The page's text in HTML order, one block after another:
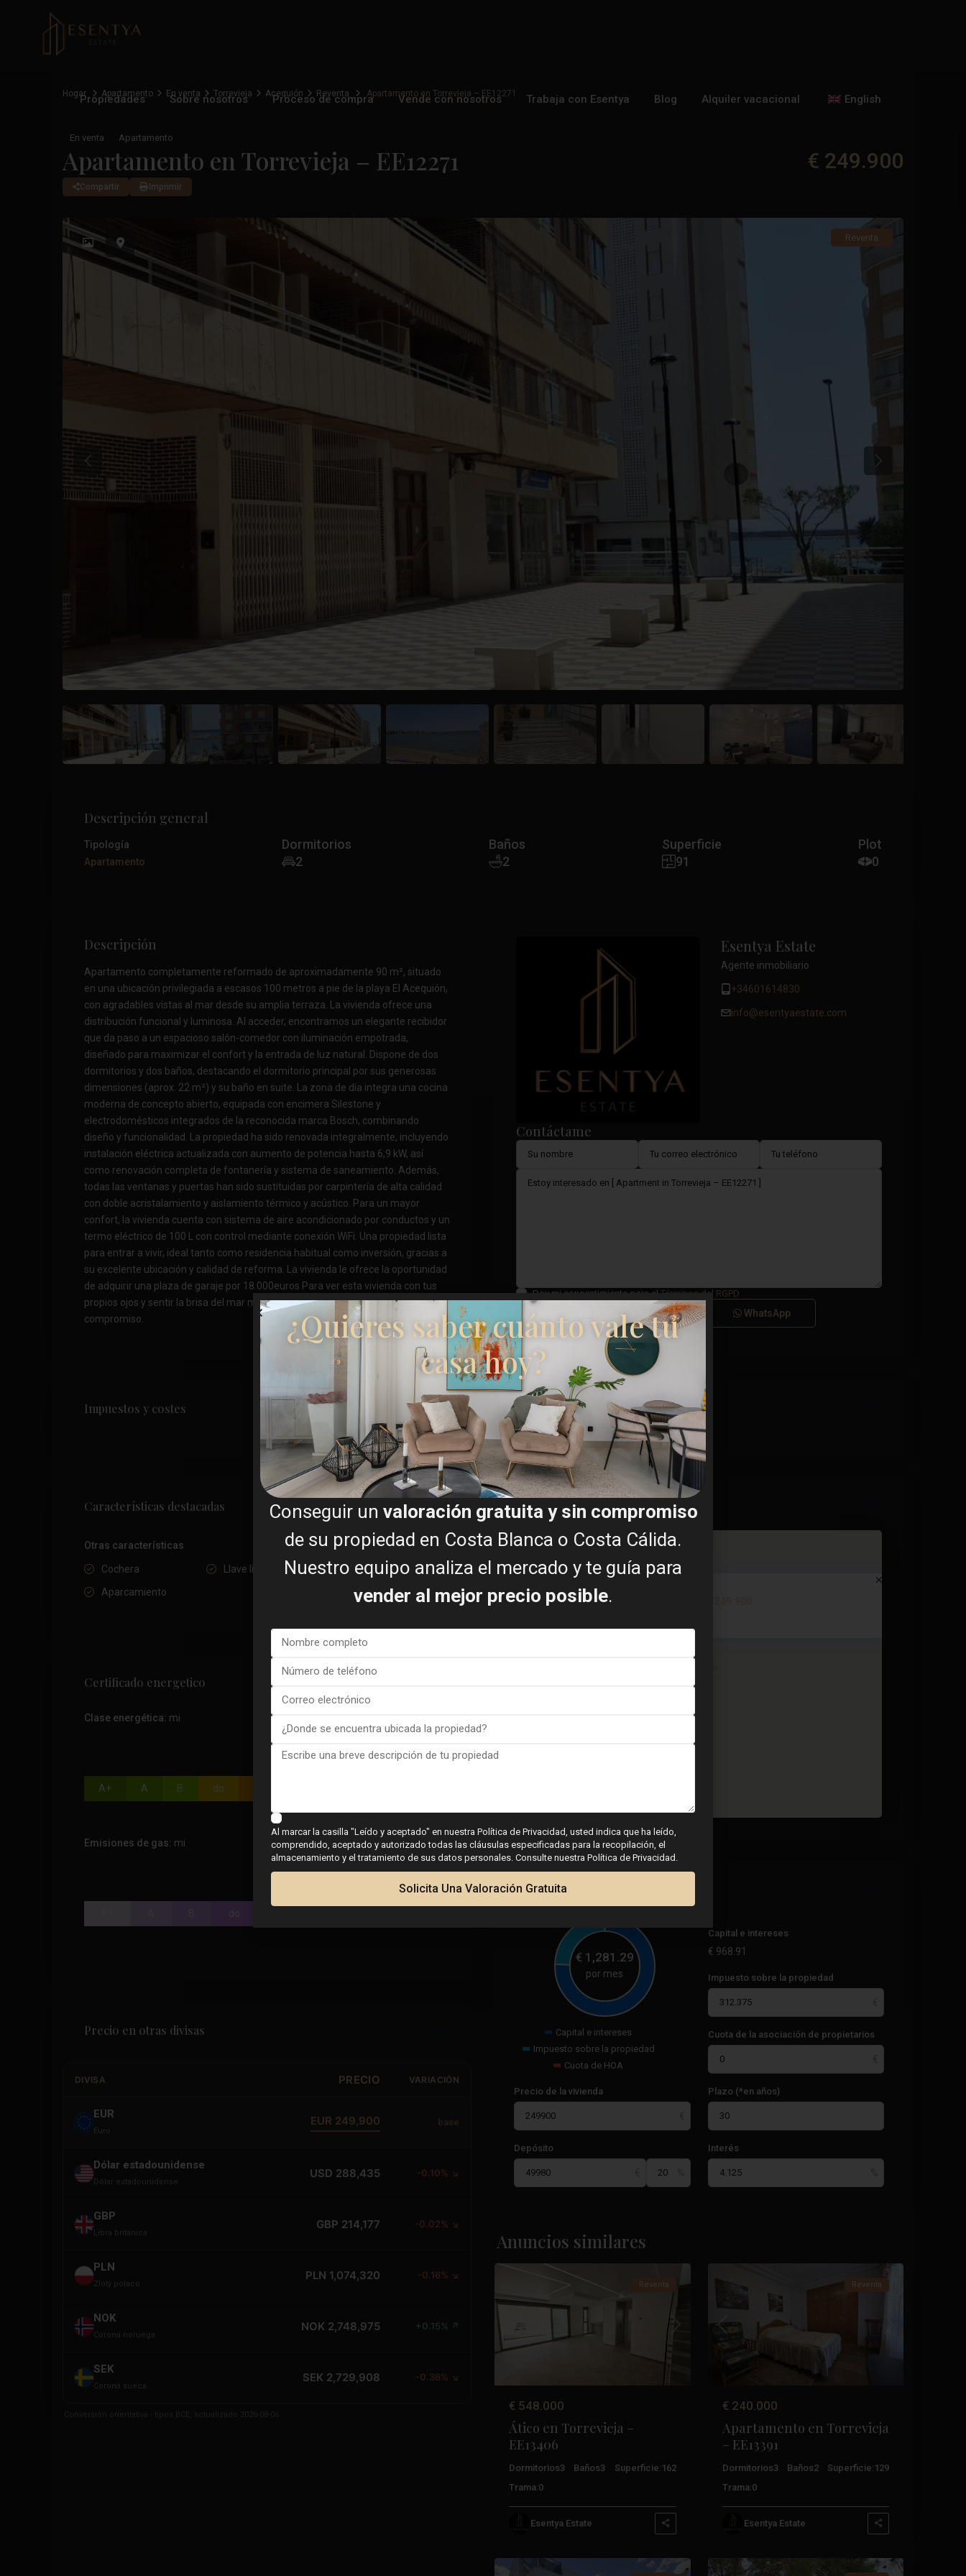
Propiedades Sobre nosotros Proceso de compra Vende con nosotros Trabaja con Esentya Blog Alquiler vacacional English
Hogar Apartamento En venta Torrevieja Acequión Reventa Apartamento en Torrevieja – EE12271
En venta Apartamento
Apartamento en Torrevieja – EE12271 € 249.900
Compartir Imprimir
Reventa
Anterior Anterior
Descripción general
Tipología
Apartamento
Dormitorios
2
Baños
2
Superficie
91
Plot
0
Descripción
Apartamento completamente reformado de aproximadamente 90 m², situado
en una ubicación privilegiada a escasos 100 metros a pie de la playa El Acequión,
con agradables vistas al mar desde su amplia terraza. La vivienda ofrece una
distribución funcional y luminosa. Al acceder, encontramos un elegante recibidor
que da paso a un espacioso salón-comedor con iluminación empotrada,
diseñado para maximizar el confort y la entrada de luz natural. Dispone de dos
dormitorios y dos baños, destacando el dormitorio principal por sus generosas
dimensiones (aprox. 22 m²) y su baño en suite. La zona de día integra una cocina
moderna de concepto abierto, equipada con encimera Silestone y
electrodomésticos integrados de la reconocida marca Bosch, combinando
diseño y funcionalidad. La propiedad ha sido renovada integralmente, incluyendo
instalación eléctrica actualizada con aumento de potencia hasta 6,9 kW, así
como renovación completa de fontanería y sistema de saneamiento. Además,
todas las ventanas y puertas han sido sustituidas por carpintería de alta calidad
con doble acristalamiento y aislamiento térmico y acústico. Para un mayor
confort, la vivienda cuenta con sistema de aire acondicionado por conductos y un
termo eléctrico de 100 L con control mediante conexión WiFi. Una propiedad lista
para entrar a vivir, ideal tanto como residencia habitual como inversión, gracias a
su excelente ubicación y calidad de reforma. La vivienda le ofrece la oportunidad
de adquirir una plaza de garaje por 18.000euros Para ver esta vivienda con tus
propios ojos y sentir la brisa del mar mediterraneo contactanos hoy mismo sin
compromiso.
Impuestos y costes
Características destacadas
Otras características
Cochera Llave lista
Ascensor
Aparcamiento
Certificado energetico
Clase energética: mi
A+ A B do
Clase energética mi
Emisiones de gas: mi
Precio en otras divisas
DIVISA PRECIO VARIACIÓN
EUR
Euro
EUR 249,900 base
Dólar estadounidense
Dólar estadounidense
USD 288,435 -0.10% ↘
GBP
Libra británica
GBP 214,177 -0.02% ↘
PLN
Zloty polaco
PLN 1,074,320 -0.16% ↘
NOK
Corona noruega
NOK 2,748,975 +0.15% ↗
SEK
Corona sueca
SEK 2,729,908 -0.36% ↘
Esentya Estate
Agente inmobiliario
+34601614830
info@esentyaestate.com
Contáctame
Doy mi consentimiento para elTérminos del RGPD
Llamar WhatsApp
Planos de planta
Mapa
Calculadora
€ 1,281.29
por mes
Capital e intereses
Impuesto sobre la propiedad
Cuota de HOA
Capital e intereses
€ 968.91
Impuesto sobre la propiedad
Cuota de la asociación de propietarios
Precio de la vivienda
Depósito
Plazo (*en años)
Interés
Anuncios similares
Torrevieja
Anterior
Reventa
€ 548.000
Ático en Torrevieja –
EE13406
Dormitorios3 Baños3 Superficie: 162
Trama:0
Esentya Estate
Anterior
Reventa
€ 240.000
Apartamento en Torrevieja
– EE13391
Dormitorios3 Baños2 Superficie: 129
Trama:0
Esentya Estate
Nuevas,
Balcones,
¿Quieres saber cuánto vale tu
casa hoy?
Conseguir un valoración gratuita y sin compromiso
de su propiedad en Costa Blanca o Costa Cálida.
Nuestro equipo analiza el mercado y te guía para
vender al mejor precio posible.
Al marcar la casilla "Leído y aceptado" en nuestra Política de Privacidad, usted indica que ha leído,
comprendido, aceptado y autorizado todas las cláusulas especificadas para la recopilación, el
almacenamiento y el tratamiento de sus datos personales. Consulte nuestra Política de Privacidad.
Solicita Una Valoración Gratuita